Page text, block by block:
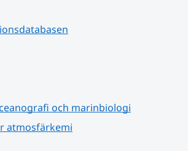
och marinbiologi
atmosfärkemi